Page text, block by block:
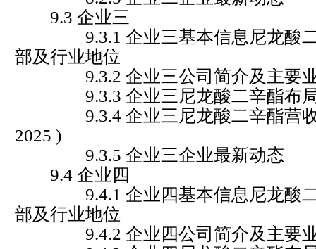
9.3 企业三
9.3.1 企业三基本信息尼龙酸二
部及行业地位
9.3.2 企业三公司简介及主要
9.3.3 企业三尼龙酸二辛酯布
9.3.4 企业三尼龙酸二辛酯营收
2025 )
9.3.5 企业三企业最新动态
9.4 企业四
9.4.1 企业四基本信息尼龙酸二
部及行业地位
9.4.2 企业四公司简介及主要